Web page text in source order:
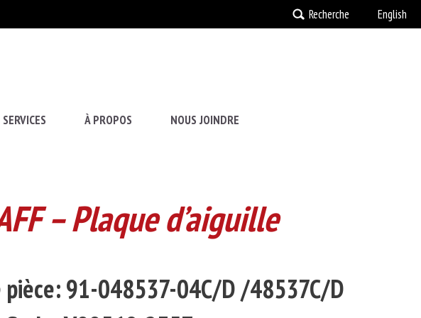
Recherche English
SERVICES À PROPOS NOUS JOINDRE
– Plaque d’aiguille
pièce: 91-048537-04C/D /48537C/D